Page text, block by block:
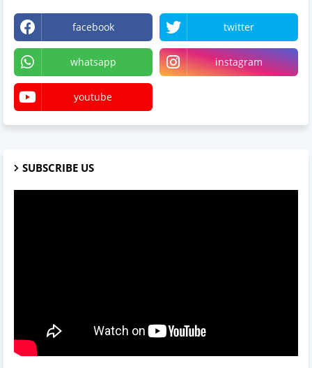
facebook twitter
whatsapp instagram
youtube
SUBSCRIBE US